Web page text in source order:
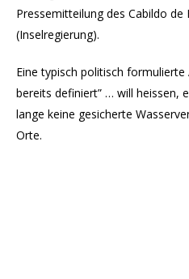
Pressemitteilung des Cabildo de
(Inselregierung).
Eine typisch politisch
bereits definiert” … will heissen,
lange keine gesicherte
Orte.